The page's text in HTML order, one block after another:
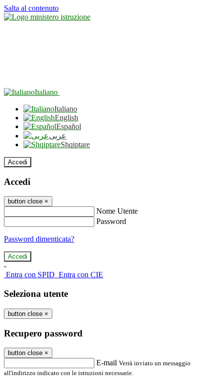
Salta al contenuto
Italiano
Italiano
English
Español
عربى
Shqiptare
Accedi
Accedi
button close ×
Nome Utente
Password
Password dimenticata?
-
Entra con SPID Entra con CIE
Seleziona utente
button close ×
Recupero password
button close ×
E-mail Verrà inviato un messaggio
all'indirizzo indicato con le istruzioni necessarie.